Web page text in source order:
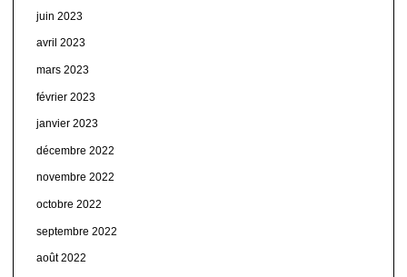
juin 2023
avril 2023
mars 2023
février 2023
janvier 2023
décembre 2022
novembre 2022
octobre 2022
septembre 2022
août 2022